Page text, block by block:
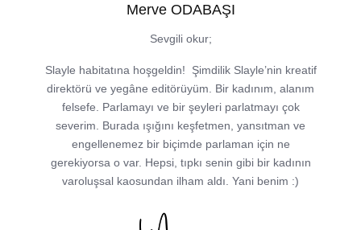
Merve ODABAŞI
Sevgili okur;
Slayle habitatına hoşgeldin! Şimdilik Slayle’nin kreatif
direktörü ve yegâne editörüyüm. Bir kadınım, alanım
felsefe. Parlamayı ve bir şeyleri parlatmayı çok
severim. Burada ışığını keşfetmen, yansıtman ve
engellenemez bir biçimde parlaman için ne
gerekiyorsa o var. Hepsi, tıpkı senin gibi bir kadının
varoluşsal kaosundan ilham aldı. Yani benim :)